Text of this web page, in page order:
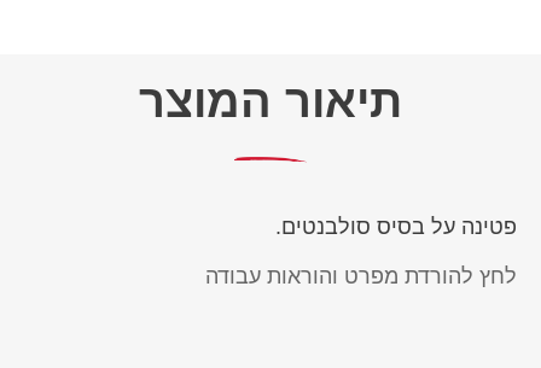
תיאור המוצר
פטינה על בסיס סולבנטים.
לחץ להורדת מפרט והוראות עבודה